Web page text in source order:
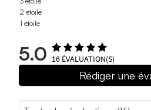
2 étoile
1 étoile
5.0 16 ÉVALUATION(S)
Rédiger une